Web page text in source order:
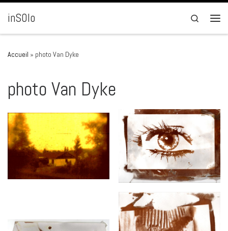
Passer au contenu
inSOlo
Search
Accueil » photo Van Dyke
photo Van Dyke